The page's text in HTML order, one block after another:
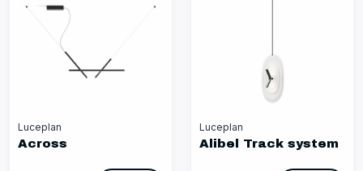
Luceplan
Across
Luceplan
Alibel Track system